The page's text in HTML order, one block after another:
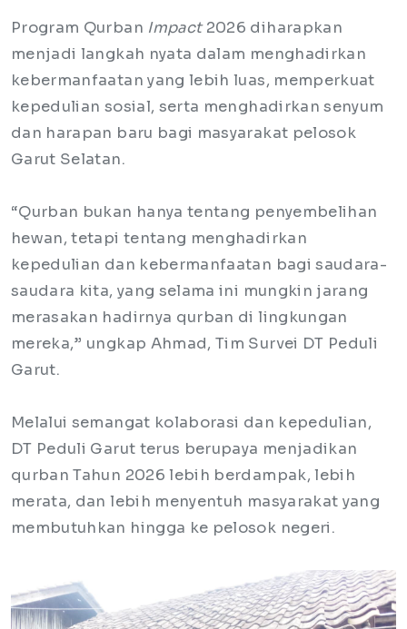
Program Qurban Impact2026 diharapkan
menjadi langkah nyata dalam menghadirkan
kebermanfaatan yang lebih luas, memperkuat
kepedulian sosial, serta menghadirkan senyum
dan harapan baru bagi masyarakat pelosok
Garut Selatan.
“Qurban bukan hanya tentang penyembelihan
hewan, tetapi tentang menghadirkan
kepedulian dan kebermanfaatan bagi saudara-
saudara kita, yang selama ini mungkin jarang
merasakan hadirnya qurban di lingkungan
mereka,” ungkap Ahmad, Tim Survei DT Peduli
Garut.
Melalui semangat kolaborasi dan kepedulian,
DT Peduli Garut terus berupaya menjadikan
qurban Tahun 2026 lebih berdampak, lebih
merata, dan lebih menyentuh masyarakat yang
membutuhkan hingga ke pelosok negeri.